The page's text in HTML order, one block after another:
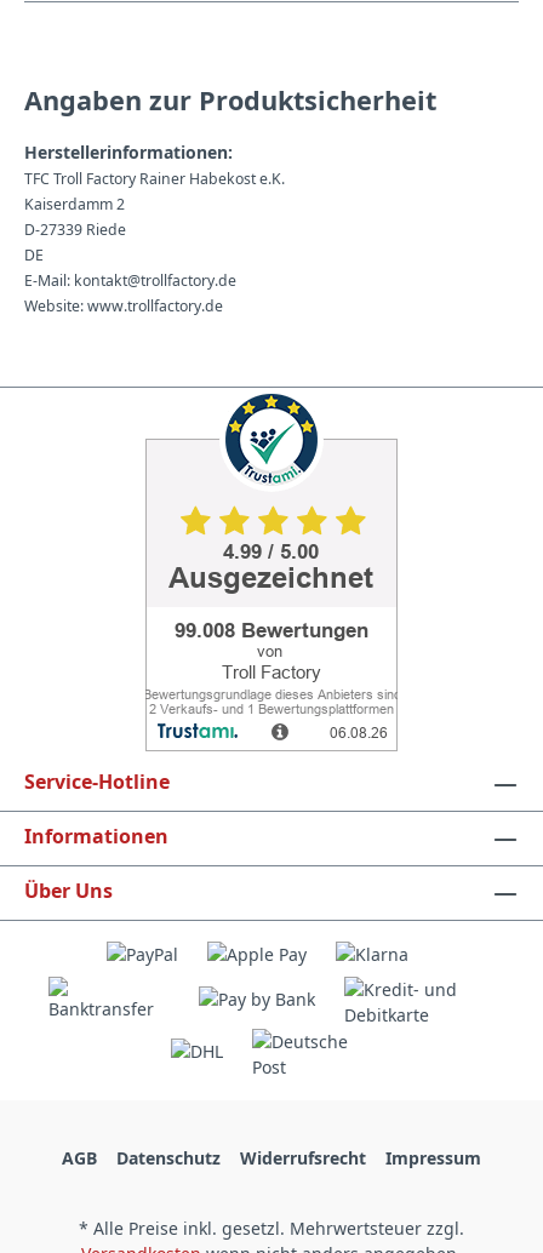
Angaben zur Produktsicherheit
Herstellerinformationen:
TFC Troll Factory Rainer Habekost e.K.
Kaiserdamm 2
D-27339 Riede
DE
E-Mail: kontakt@trollfactory.de
Website: www.trollfactory.de
Service-Hotline
Informationen
Über Uns
AGB Datenschutz Widerrufsrecht Impressum
* Alle Preise inkl. gesetzl. Mehrwertsteuer zzgl.